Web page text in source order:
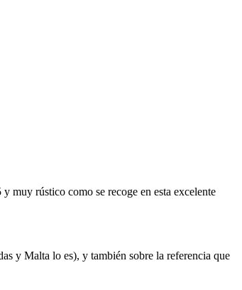
muy rústico como se recoge en esta excelente
y Malta lo es), y también sobre la referencia que